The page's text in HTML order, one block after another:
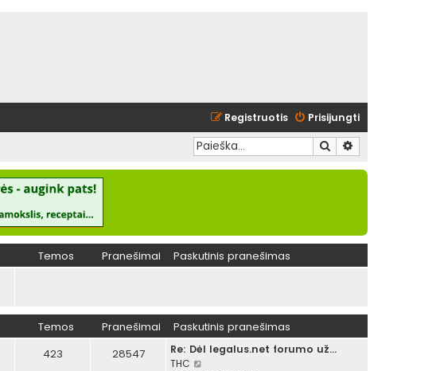
Prisijungti
Registruotis
Ieškoti
Temos Pranešimai Paskutinis pranešimas
Temos Pranešimai Paskutinis pranešimas
423 28547
Re: Dėl legalus.net forumo už…
THC